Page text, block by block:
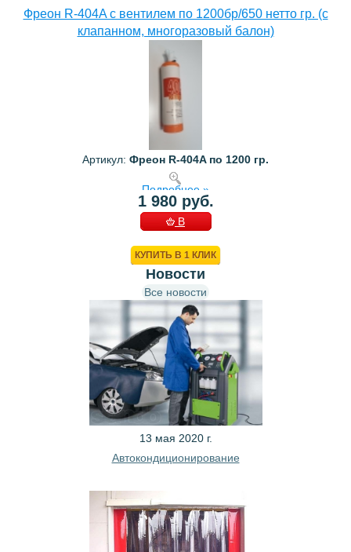
Фреон R-404A с вентилем по 1200бр/650 нетто гр. (с
клапанном, многоразовый балон)
Артикул: Фреон R-404A по 1200 гр.
Подробнее »
1 980 руб.
В
КУПИТЬ В 1 КЛИК
Новости
Все новости
13 мая 2020 г.
Автокондиционирование